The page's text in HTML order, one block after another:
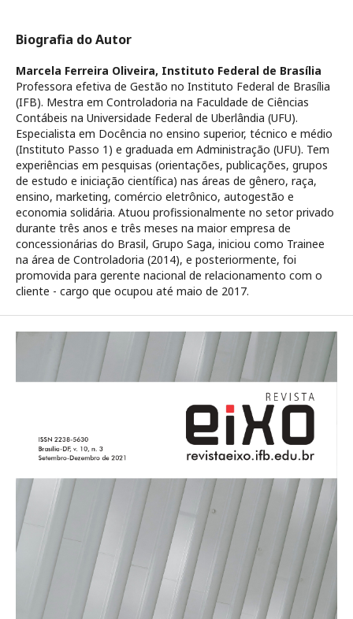
Biografia do Autor
Marcela Ferreira Oliveira, Instituto Federal de Brasília
Professora efetiva de Gestão no Instituto Federal de Brasília
(IFB). Mestra em Controladoria na Faculdade de Ciências
Contábeis na Universidade Federal de Uberlândia (UFU).
Especialista em Docência no ensino superior, técnico e médio
(Instituto Passo 1) e graduada em Administração (UFU). Tem
experiências em pesquisas (orientações, publicações, grupos
de estudo e iniciação científica) nas áreas de gênero, raça,
ensino, marketing, comércio eletrônico, autogestão e
economia solidária. Atuou profissionalmente no setor privado
durante três anos e três meses na maior empresa de
concessionárias do Brasil, Grupo Saga, iniciou como Trainee
na área de Controladoria (2014), e posteriormente, foi
promovida para gerente nacional de relacionamento com o
cliente - cargo que ocupou até maio de 2017.